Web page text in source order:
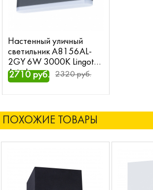
Настенный уличный
светильник A8156AL-
2GY 6W 3000K Lingotto
Arte Lamp
2710 руб. 2320 руб.
ПОХОЖИЕ ТОВАРЫ